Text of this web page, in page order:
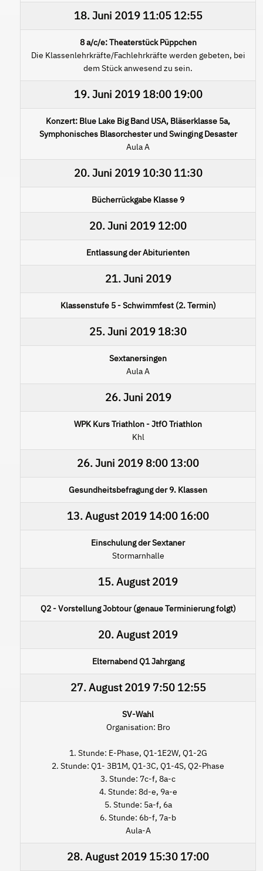
18. Juni 201911:05 12:55
8 a/c/e: Theaterstück Püppchen
Die Klassenlehrkräfte/Fachlehrkräfte werden gebeten, bei
dem Stück anwesend zu sein.
19. Juni 201918:00 19:00
Konzert: Blue Lake Big Band USA, Bläserklasse 5a,
Symphonisches Blasorchester und Swinging Desaster
Aula A
20. Juni 201910:30 11:30
Bücherrückgabe Klasse 9
20. Juni 2019 12:00
Entlassung der Abiturienten
21. Juni 2019
Klassenstufe 5 - Schwimmfest (2. Termin)
25. Juni 2019 18:30
Sextanersingen
Aula A
26. Juni 2019
WPK Kurs Triathlon - JtfO Triathlon
Khl
26. Juni 2019 8:00 13:00
Gesundheitsbefragung der 9. Klassen
13. August 2019 14:00 16:00
Einschulung der Sextaner
Stormarnhalle
15. August 2019
Q2 - Vorstellung Jobtour (genaue Terminierung folgt)
20. August 2019
Elternabend Q1 Jahrgang
27. August 20197:50 12:55
SV-Wahl
Organisation: Bro
1. Stunde: E-Phase, Q1-1E2W, Q1-2G
2. Stunde: Q1- 3B1M, Q1-3C, Q1-4S, Q2-Phase
3. Stunde: 7c-f, 8a-c
4. Stunde: 8d-e, 9a-e
5. Stunde: 5a-f, 6a
6. Stunde: 6b-f, 7a-b
Aula-A
28. August 2019 15:30 17:00